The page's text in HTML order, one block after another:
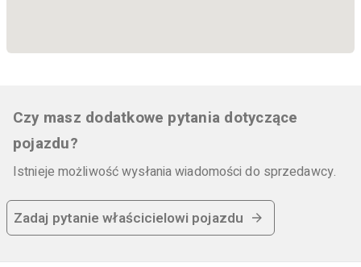
Czy masz dodatkowe pytania dotyczące
pojazdu?
Istnieje możliwość wysłania wiadomości do sprzedawcy.
Zadaj pytanie właścicielowi pojazdu